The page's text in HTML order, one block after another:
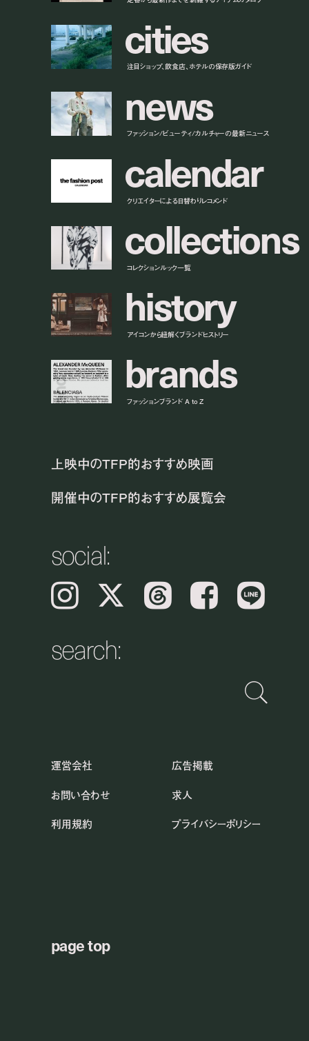
cities
注目ショップ、飲食店、ホテルの保存版ガイド
news
ファッション/ビューティ/カルチャーの最新ニュース
calendar
クリエイターによる日替わりレコメンド
collections
コレクションルック一覧
history
アイコンから紐解くブランドヒストリー
brands
ファッションブランド A to Z
上映中のTFP的おすすめ映画
開催中のTFP的おすすめ展覧会
social:
Instagram 𝕏 Threads Facebook LINE
search:
運営会社
広告掲載
お問い合わせ
求人
利用規約
プライバシーポリシー
page top